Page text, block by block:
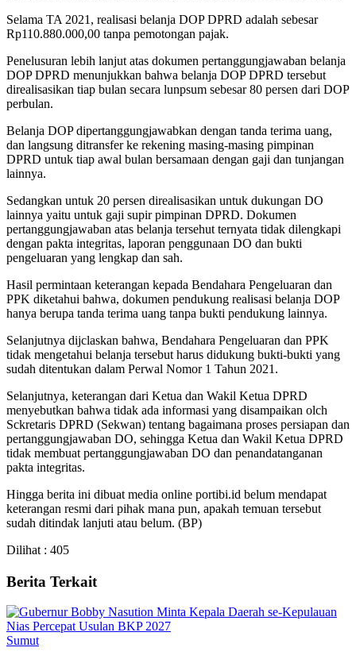
Selama TA 2021, realisasi belanja DOP DPRD adalah sebesar
Rp110.880.000,00 tanpa pemotongan pajak.
Penelusuran lebih lanjut atas dokumen pertanggungjawaban belanja
DOP DPRD menunjukkan bahwa belanja DOP DPRD tersebut
direalisasikan tiap bulan secara lunpsum sebesar 80 persen dari DOP
perbulan.
Belanja DOP dipertanggungjawabkan dengan tanda terima uang,
dan langsung ditransfer ke rekening masing-masing pimpinan
DPRD untuk tiap awal bulan bersamaan dengan gaji dan tunjangan
lainnya.
Sedangkan untuk 20 persen direalisasikan untuk dukungan DO
lainnya yaitu untuk gaji supir pimpinan DPRD. Dokumen
pertanggungjawaban atas belanja tersehut ternyata tidak dilengkapi
dengan pakta integritas, laporan penggunaan DO dan bukti
pengeluaran yang lengkap dan sah.
Hasil permintaan keterangan kepada Bendahara Pengeluaran dan
PPK diketahui bahwa, dokumen pendukung realisasi belanja DOP
hanya berupa tanda terima uang tanpa bukti pendukung lainnya.
Selanjutnya dijclaskan bahwa, Bendahara Pengeluaran dan PPK
tidak mengetahui belanja tersebut harus didukung bukti-bukti yang
sudah ditentukan dalam Perwal Nomor 1 Tahun 2021.
Selanjutnya, keterangan dari Ketua dan Wakil Ketua DPRD
menyebutkan bahwa tidak ada informasi yang disampaikan olch
Sckretaris DPRD (Sekwan) tentang bagaimana proses persiapan dan
pertanggungjawaban DO, sehingga Ketua dan Wakil Ketua DPRD
tidak membuat pertanggungjawaban DO dan penandatanganan
pakta integritas.
Hingga berita ini dibuat media online portibi.id belum mendapat
keterangan resmi dari pihak mana pun, apakah temuan tersebut
sudah ditindak lanjuti atau belum. (BP)
Dilihat : 405
Berita Terkait
Sumut